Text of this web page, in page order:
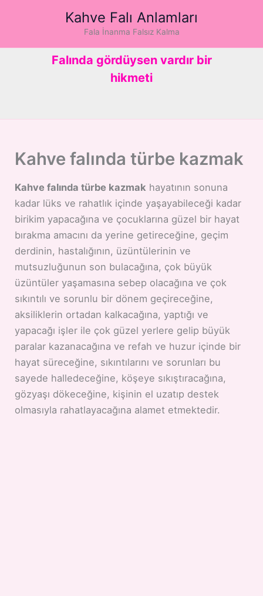
Kahve Falı Anlamları
Fala İnanma Falsız Kalma
Falında gördüysen vardır bir
hikmeti
Kahve falında türbe kazmak
Kahve falında türbe kazmak hayatının sonuna
kadar lüks ve rahatlık içinde yaşayabileceği kadar
birikim yapacağına ve çocuklarına güzel bir hayat
bırakma amacını da yerine getireceğine, geçim
derdinin, hastalığının, üzüntülerinin ve
mutsuzluğunun son bulacağına, çok büyük
üzüntüler yaşamasına sebep olacağına ve çok
sıkıntılı ve sorunlu bir dönem geçireceğine,
aksiliklerin ortadan kalkacağına, yaptığı ve
yapacağı işler ile çok güzel yerlere gelip büyük
paralar kazanacağına ve refah ve huzur içinde bir
hayat süreceğine, sıkıntılarını ve sorunları bu
sayede halledeceğine, köşeye sıkıştıracağına,
gözyaşı dökeceğine, kişinin el uzatıp destek
olmasıyla rahatlayacağına alamet etmektedir.